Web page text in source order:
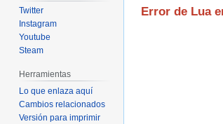
Error de Lua
Twitter
Instagram
Youtube
Steam
Herramientas
Lo que enlaza aquí
Cambios relacionados
Versión para imprimir